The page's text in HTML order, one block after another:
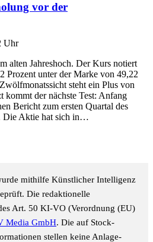
vor der
Uhr
alten Jahreshoch. Der Kurs notiert
Prozent unter der Marke von 49,22
steht ein Plus von
kommt der nächste Test: Anfang
Bericht zum ersten Quartal des
Die Aktie hat sich in…
mithilfe Künstlicher Intelligenz
Die redaktionelle
Art. 50 KI-VO (Verordnung (EU)
Media GmbH. Die auf Stock-
stellen keine Anlage-